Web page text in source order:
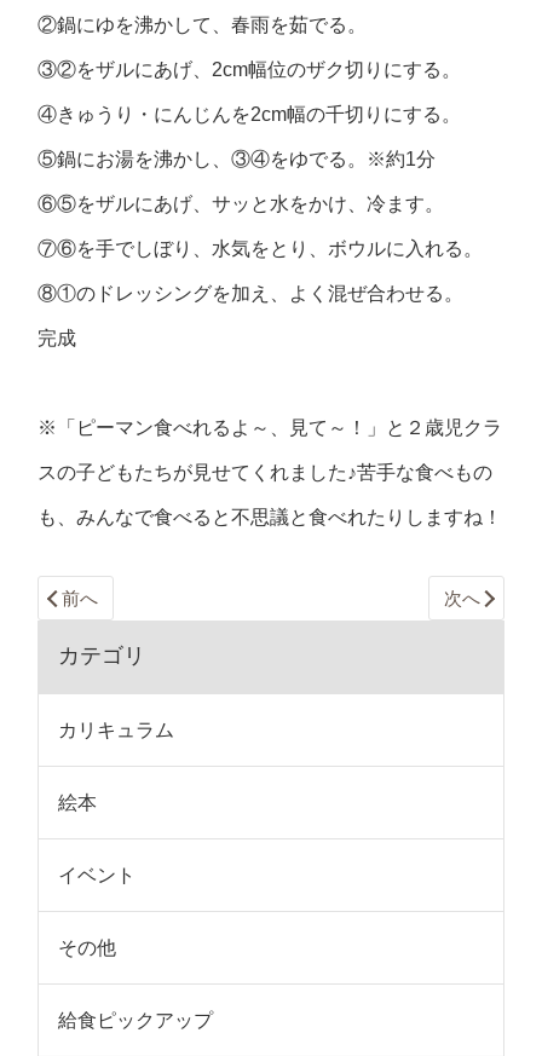
②鍋にゆを沸かして、春雨を茹でる。
③②をザルにあげ、2cm幅位のザク切りにする。
④きゅうり・にんじんを2cm幅の千切りにする。
⑤鍋にお湯を沸かし、③④をゆでる。※約1分
⑥⑤をザルにあげ、サッと水をかけ、冷ます。
⑦⑥を手でしぼり、水気をとり、ボウルに入れる。
⑧①のドレッシングを加え、よく混ぜ合わせる。
完成
※「ピーマン食べれるよ～、見て～！」と２歳児クラ
スの子どもたちが見せてくれました♪苦手な食べもの
も、みんなで食べると不思議と食べれたりしますね！
前へ 次へ
カテゴリ
カリキュラム
絵本
イベント
その他
給食ピックアップ